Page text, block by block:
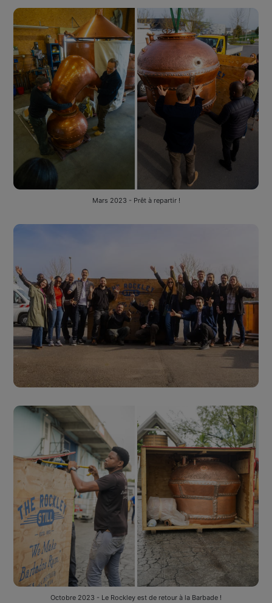
Mars 2023 - Prêt à repartir !
Octobre 2023 - Le Rockley est de retour à la Barbade !